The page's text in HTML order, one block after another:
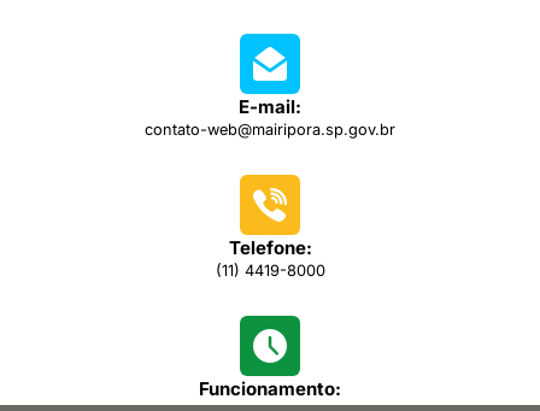
E-mail:
contato-web@mairipora.sp.gov.br
Telefone:
(11) 4419-8000
Funcionamento: